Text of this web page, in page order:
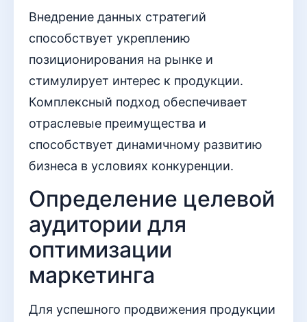
Внедрение данных стратегий
способствует укреплению
позиционирования на рынке и
стимулирует интерес к продукции.
Комплексный подход обеспечивает
отраслевые преимущества и
способствует динамичному развитию
бизнеса в условиях конкуренции.
Определение целевой
аудитории для
оптимизации
маркетинга
Для успешного продвижения продукции